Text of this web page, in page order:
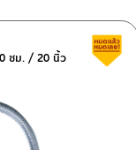
ซม. / 20 นิ้ว